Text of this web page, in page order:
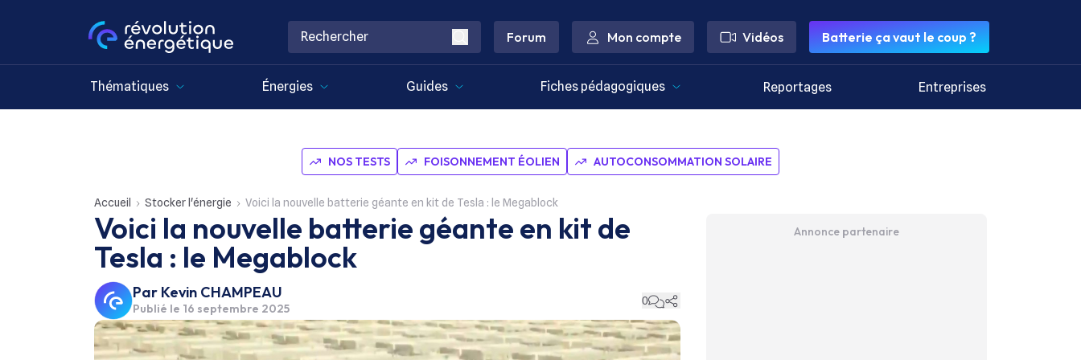
Forum Mon compte Vidéos Batterie ça vaut le coup ?
Thématiques Énergies Guides Fiches pédagogiques Reportages Entreprises
NOS TESTS FOISONNEMENT ÉOLIEN AUTOCONSOMMATION SOLAIRE
Accueil Stocker l'énergie Voici la nouvelle batterie géante en kit de Tesla : le Megablock
Voici la nouvelle batterie géante en kit de
Tesla : le Megablock
Par Kevin CHAMPEAU
Publié le 16 septembre 2025
0
Annonce partenaire